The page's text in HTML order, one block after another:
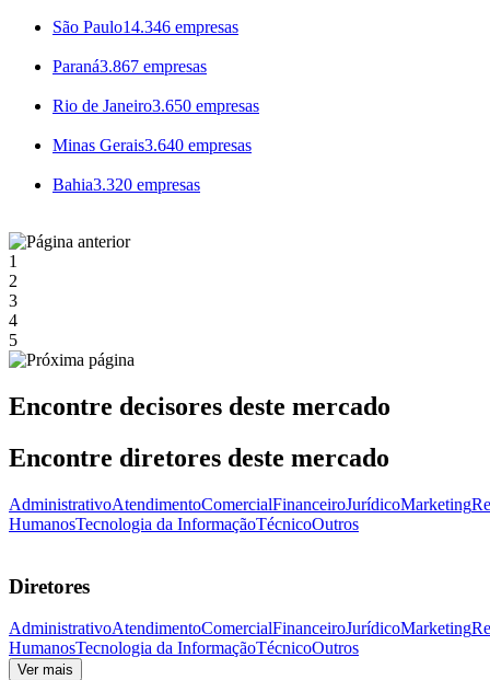
São Paulo14.346 empresas
Paraná3.867 empresas
Rio de Janeiro3.650 empresas
Minas Gerais3.640 empresas
Bahia3.320 empresas
1
2
3
4
5
Encontre decisores deste mercado
Encontre diretores deste mercado
AdministrativoAtendimentoComercialFinanceiroJurídicoMarketing
HumanosTecnologia da InformaçãoTécnicoOutros
Diretores
AdministrativoAtendimentoComercialFinanceiroJurídicoMarketing
HumanosTecnologia da InformaçãoTécnicoOutros
Ver mais